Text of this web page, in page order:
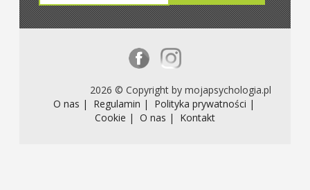
2026 © Copyright by mojapsychologia.pl
O nas |
Regulamin |
Polityka prywatności |
Cookie | O nas | Kontakt